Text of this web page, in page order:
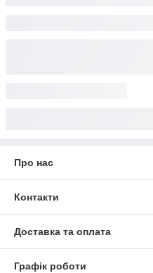
Про нас
Контакти
Доставка та оплата
Графік роботи